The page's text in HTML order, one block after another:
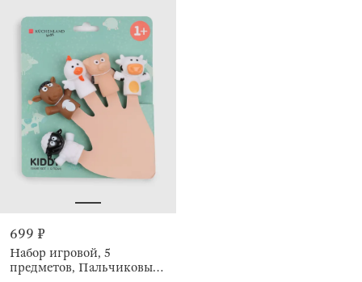
699 ₽
Набор игровой, 5
предметов, Пальчиковый